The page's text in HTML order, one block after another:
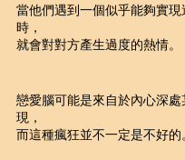
當他們遇到一個似乎能夠實
時，
就會對對方產生過度的熱情。
戀愛腦可能是來自於內心深
現，
而這種瘋狂並不一定是不好的。